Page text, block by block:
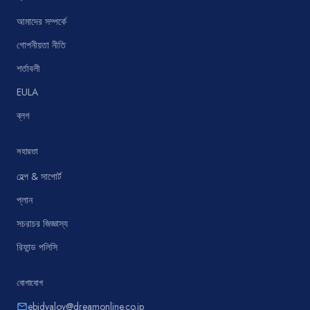
আমাদের সম্পর্কে
গোপনীয়তা নীতি
শর্তাবলী
EULA
ব্লগ
সহায়তা
হেল্প & সাপোর্ট
প্লান
সচরাচর জিজ্ঞাস্য
রিফান্ড পলিসি
যোগাযোগ
emailebidyaloy@dreamonline.co.jp